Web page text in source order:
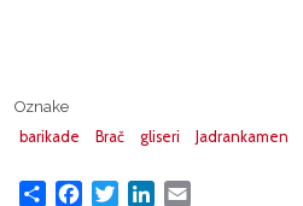
Oznake
barikade
Brač gliseri Jadrankamen
Share FacebookTwitterLinkedIn